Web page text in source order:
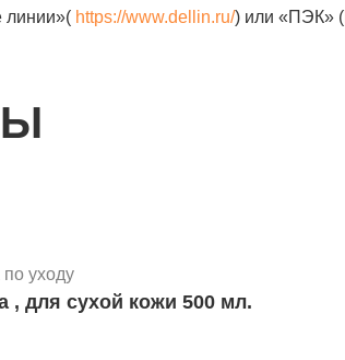
линии»( https://www.dellin.ru/) или «ПЭК» (
по уходу
, для сухой кожи 500 мл.